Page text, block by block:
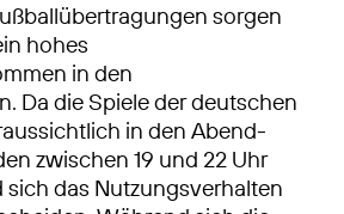
sorgen
hohes
in den
Da die Spiele der deutschen
in den Abend-
zwischen 19 und 22 Uhr
das Nutzungsverhalten